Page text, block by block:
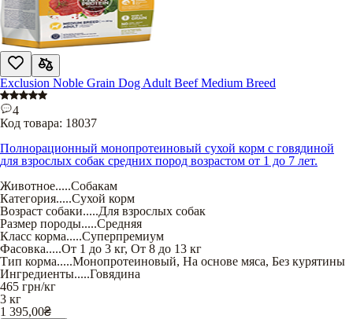
Exclusion Noble Grain Dog Adult Beef Medium Breed
4
Код товара: 18037
Полнорационный монопротеиновый сухой корм с говядиной
для взрослых собак средних пород возрастом от 1 до 7 лет.
Животное.....Собакам
Категория.....Сухой корм
Возраст собаки.....Для взрослых собак
Размер породы.....Средняя
Класс корма.....Суперпремиум
Фасовка.....От 1 до 3 кг, От 8 до 13 кг
Тип корма.....Монопротеиновый, На основе мяса, Без курятины
Ингредиенты.....Говядина
465 грн/кг
3 кг
1 395,00₴